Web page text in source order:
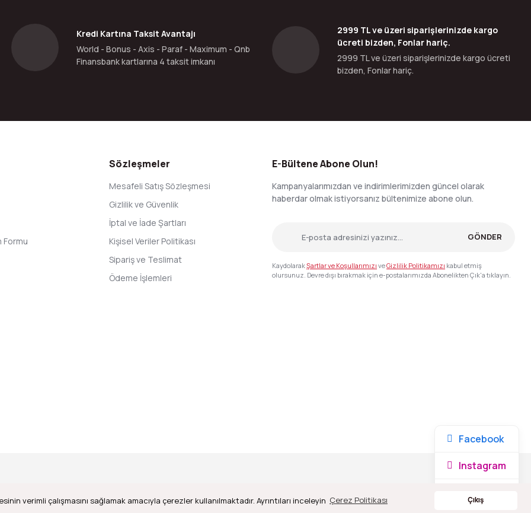
verimli çalışmasını sağlamak amacıyla çerezler kullanılmaktadır. Ayrıntıları inceleyin Çerez Politikası Çıkış
Kredi Kartına Taksit Avantajı
World - Bonus - Axis - Paraf - Maximum - Qnb
Finansbank kartlarına 4 taksit imkanı
2999 TL ve üzeri siparişlerinizde kargo
ücreti bizden, Fonlar hariç.
2999 TL ve üzeri siparişlerinizde kargo ücreti
bizden, Fonlar hariç.
Formu
Sözleşmeler
Mesafeli Satış Sözleşmesi
Gizlilik ve Güvenlik
İptal ve İade Şartları
Kişisel Veriler Politikası
Sipariş ve Teslimat
Ödeme İşlemleri
E-Bültene Abone Olun!
Kampanyalarımızdan ve indirimlerimizden güncel olarak
haberdar olmak istiyorsanız bültenimize abone olun.
GÖNDER
KaydolarakŞartlar ve Koşullarımızı veGizlilik Politikamızı kabul etmiş
olursunuz. Devre dışı bırakmak için e-postalarımızda Abonelikten Çık'a tıklayın.
Facebook
Instagram
ideasoft